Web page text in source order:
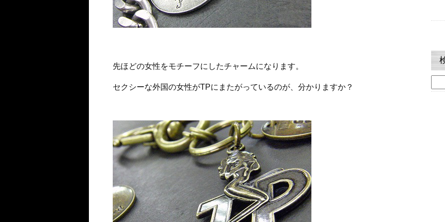
先ほどの女性をモチーフにしたチャームになります。
セクシーな外国の女性がTPにまたがっているのが、分かりますか？
索: